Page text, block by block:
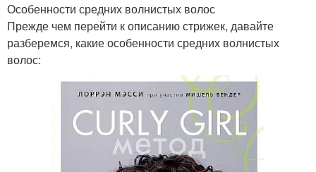
Особенности средних волнистых волос
Прежде чем перейти к описанию стрижек, давайте
разберемся, какие особенности средних волнистых
волос: